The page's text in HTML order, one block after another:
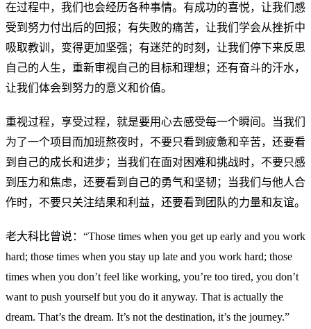
在过程中，我们也会经历各种事情。有成功的喜悦，让我们感
受到努力付出后的回报；有失败的痛苦，让我们学会从挫折中
吸取教训，变得更加坚强；有迷茫的时刻，让我们停下来反思
自己的人生，重新审视自己的目标和理想；还有奋斗的汗水，
让我们体会到努力的意义和价值。
重视过程，享受过程，就是要用心去感受每一个瞬间。当我们
为了一个项目而加班熬夜时，不要只看到疲惫和辛苦，还要看
到自己的成长和进步；当我们在面对困难和挑战时，不要只感
到压力和焦虑，还要看到自己的勇气和坚韧；当我们与他人合
作时，不要只关注结果和利益，还要看到团队的力量和友谊。
老大科比曾说：“Those times when you get up early and you work
hard; those times when you stay up late and you work hard; those
times when you don’t feel like working, you’re too tired, you don’t
want to push yourself but you do it anyway. That is actually the
dream. That’s the dream. It’s not the destination, it’s the journey.”